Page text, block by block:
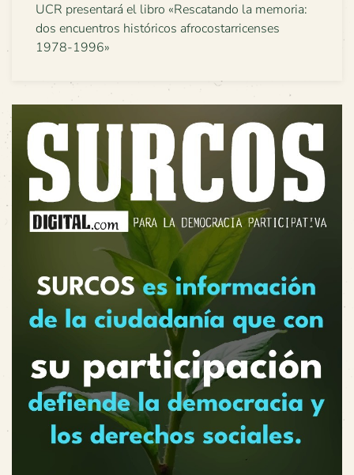
UCR presentará el libro «Rescatando la memoria:
dos encuentros históricos afrocostarricenses
1978-1996»